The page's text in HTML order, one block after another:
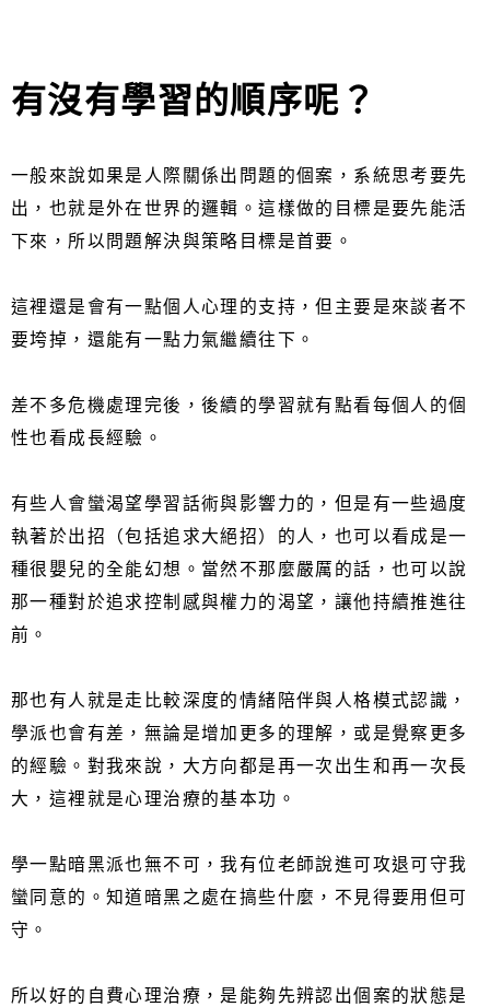
有沒有學習的順序呢？
一般來說如果是人際關係出問題的個案，系統思考要先
出，也就是外在世界的邏輯。這樣做的目標是要先能活
下來，所以問題解決與策略目標是首要。
這裡還是會有一點個人心理的支持，但主要是來談者不
要垮掉，還能有一點力氣繼續往下。
差不多危機處理完後，後續的學習就有點看每個人的個
性也看成長經驗。
有些人會蠻渴望學習話術與影響力的，但是有一些過度
執著於出招（包括追求大絕招）的人，也可以看成是一
種很嬰兒的全能幻想。當然不那麼嚴厲的話，也可以說
那一種對於追求控制感與權力的渴望，讓他持續推進往
前。
那也有人就是走比較深度的情緒陪伴與人格模式認識，
學派也會有差，無論是增加更多的理解，或是覺察更多
的經驗。對我來說，大方向都是再一次出生和再一次長
大，這裡就是心理治療的基本功。
學一點暗黑派也無不可，我有位老師說進可攻退可守我
蠻同意的。知道暗黑之處在搞些什麼，不見得要用但可
守。
所以好的自費心理治療，是能夠先辨認出個案的狀態是